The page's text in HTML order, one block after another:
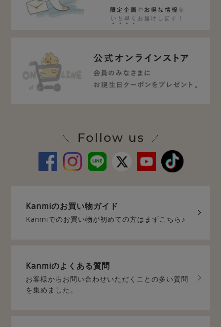
Kanmiのお買い物ガイド
Kanmiでのお買い物が初めての方はまずこちら♪
Kanmiのよくある質問
お客様からお問い合わせいただく ことの多い質問
を集めました。